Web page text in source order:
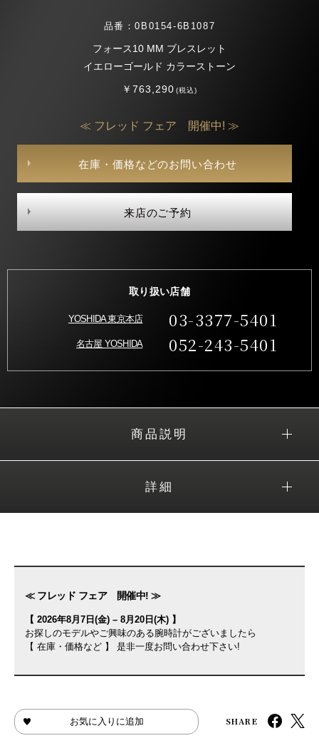
品番：0B0154-6B1087
フォース10 MM ブレスレット
イエローゴールド カラーストーン
￥763,290(税込)
≪ フレッド フェア 開催中! ≫
在庫・価格などのお問い合わせ
来店のご予約
取り扱い店舗
YOSHIDA 東京本店 03-3377-5401
名古屋 YOSHIDA 052-243-5401
商品説明
詳細
≪ フレッド フェア 開催中! ≫
【 2026年8月7日(金) – 8月20日(木) 】
お探しのモデルやご興味のある腕時計がございましたら
【 在庫・価格など 】 是非一度お問い合わせ下さい!
お気に入りに追加 SHARE